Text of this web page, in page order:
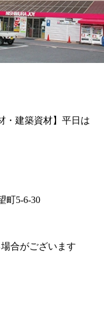
・建築資材】平日は
町5-6-30
合がございます